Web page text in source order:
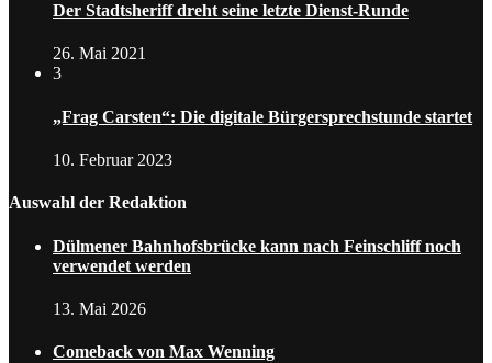
Der Stadtsheriff dreht seine letzte Dienst-Runde
26. Mai 2021
3
„Frag Carsten“: Die digitale Bürgersprechstunde startet
10. Februar 2023
Auswahl der Redaktion
Dülmener Bahnhofsbrücke kann nach Feinschliff noch
verwendet werden
13. Mai 2026
Comeback von Max Wenning